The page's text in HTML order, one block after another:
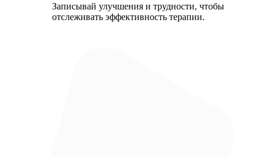
Записывай улучшения и трудности, чтобы
отслеживать эффективность терапии.